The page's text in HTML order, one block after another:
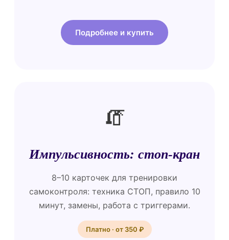
Подробнее и купить
🧯
Импульсивность: стоп-кран
8–10 карточек для тренировки
самоконтроля: техника СТОП, правило 10
минут, замены, работа с триггерами.
Платно · от 350 ₽